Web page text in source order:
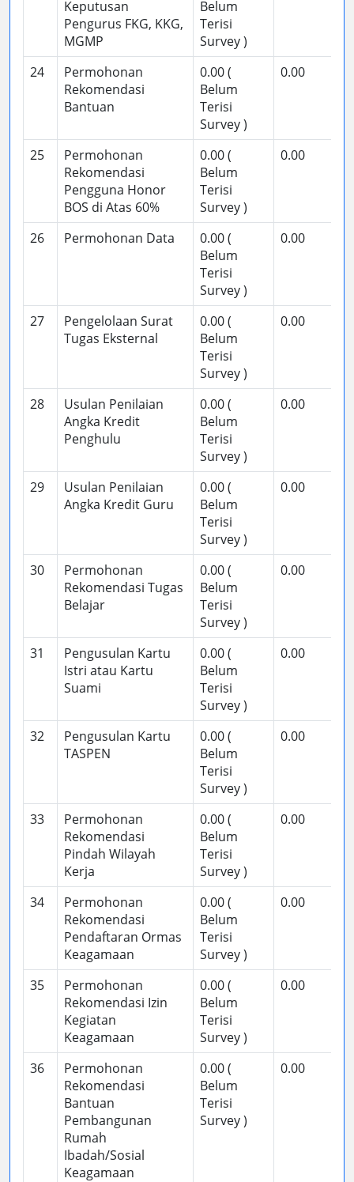
Keputusan
Pengurus FKG, KKG,
MGMP
Belum
Terisi
Survey )
24
Permohonan
Rekomendasi
Bantuan
0.00 (
Belum
Terisi
Survey )
0.00
25
Permohonan
Rekomendasi
Pengguna Honor
BOS di Atas 60%
0.00 (
Belum
Terisi
Survey )
0.00
26 Permohonan Data
0.00 (
Belum
Terisi
Survey )
0.00
27
Pengelolaan Surat
Tugas Eksternal
0.00 (
Belum
Terisi
Survey )
0.00
28
Usulan Penilaian
Angka Kredit
Penghulu
0.00 (
Belum
Terisi
Survey )
0.00
29
Usulan Penilaian
Angka Kredit Guru
0.00 (
Belum
Terisi
Survey )
0.00
30
Permohonan
Rekomendasi Tugas
Belajar
0.00 (
Belum
Terisi
Survey )
0.00
31
Pengusulan Kartu
Istri atau Kartu
Suami
0.00 (
Belum
Terisi
Survey )
0.00
32
Pengusulan Kartu
TASPEN
0.00 (
Belum
Terisi
Survey )
0.00
33
Permohonan
Rekomendasi
Pindah Wilayah
Kerja
0.00 (
Belum
Terisi
Survey )
0.00
34
Permohonan
Rekomendasi
Pendaftaran Ormas
Keagamaan
0.00 (
Belum
Terisi
Survey )
0.00
35
Permohonan
Rekomendasi Izin
Kegiatan
Keagamaan
0.00 (
Belum
Terisi
Survey )
0.00
36
Permohonan
Rekomendasi
Bantuan
Pembangunan
Rumah
Ibadah/Sosial
Keagamaan
0.00 (
Belum
Terisi
Survey )
0.00